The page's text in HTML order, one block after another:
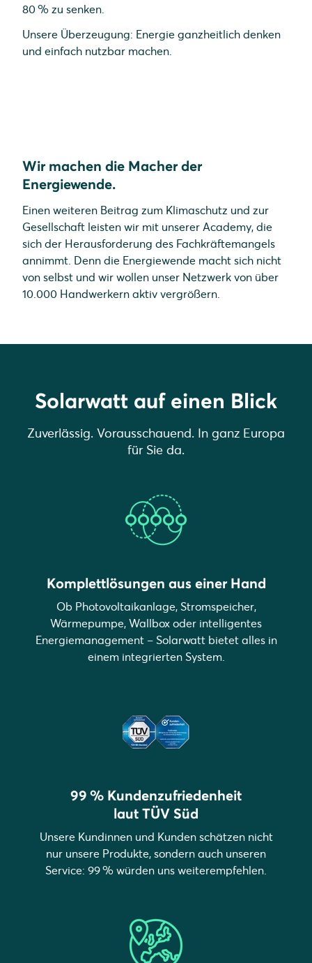
80 % zu senken.
Unsere Überzeugung: Energie ganzheitlich denken
und einfach nutzbar machen.
Wir machen die Macher der
Energiewende.
Einen weiteren Beitrag zum Klimaschutz und zur
Gesellschaft leisten wir mit unserer Academy, die
sich der Herausforderung des Fachkräftemangels
annimmt. Denn die Energiewende macht sich nicht
von selbst und wir wollen unser Netzwerk von über
10.000 Handwerkern aktiv vergrößern.
Solarwatt auf einen Blick
Zuverlässig. Vorausschauend. In ganz Europa
für Sie da.
Komplettlösungen aus einer Hand
Ob Photovoltaikanlage, Stromspeicher,
Wärmepumpe, Wallbox oder intelligentes
Energiemanagement – Solarwatt bietet alles in
einem integrierten System.
99 % Kundenzufriedenheit
laut TÜV Süd
Unsere Kundinnen und Kunden schätzen nicht
nur unsere Produkte, sondern auch unseren
Service: 99 % würden uns weiterempfehlen.